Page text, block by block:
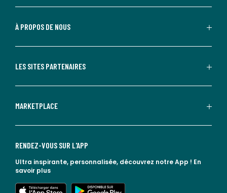
À PROPOS DE NOUS
LES SITES PARTENAIRES
MARKETPLACE
RENDEZ-VOUS SUR L'APP
Ultra inspirante, personnalisée, découvrez notre App ! En
savoir plus
lien vers l'app store
lien vers google play